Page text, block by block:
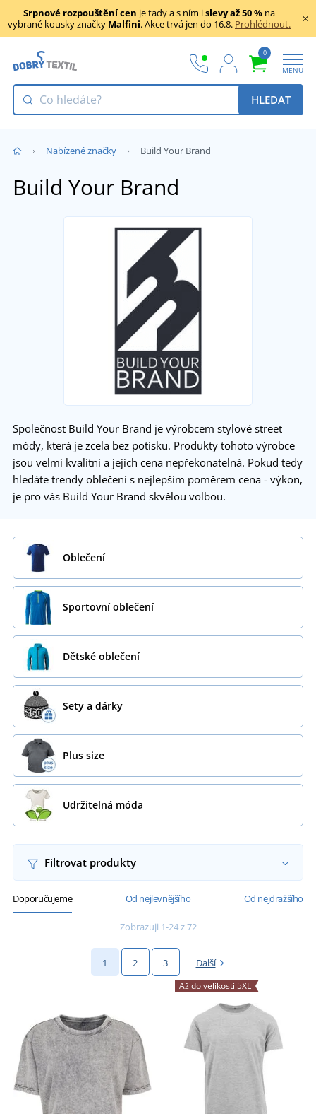
Srpnové rozpouštění cen je tady a s ním islevy až 50 % na
vybrané kousky značky Malfini. Akce trvá jen do 16.8. Prohlédnout.
0
MENU
HLEDAT
Nabízené značky Build Your Brand
Build Your Brand
Společnost Build Your Brand je výrobcem stylové street
módy, která je zcela bez potisku. Produkty tohoto výrobce
jsou velmi kvalitní a jejich cena nepřekonatelná. Pokud tedy
hledáte trendy oblečení s nejlepším poměrem cena - výkon,
je pro vás Build Your Brand skvělou volbou.
Oblečení
Sportovní oblečení
Dětské oblečení
Sety a dárky
Plus size
Udržitelná móda
Filtrovat produkty
Doporučujeme Od nejlevnějšího Od nejdražšího
Zobrazuji 1-24 z 72
1 2 3 Další
Až do velikosti 5XL